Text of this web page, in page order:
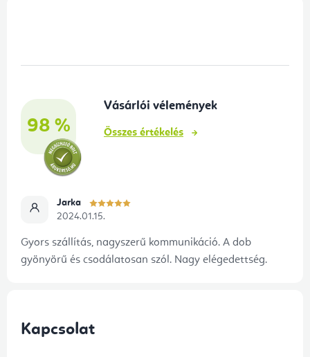
98 %
Vásárlói vélemények
Összes értékelés
Jarka
2024.01.15.
Gyors szállítás, nagyszerű kommunikáció. A dob
gyönyörű és csodálatosan szól. Nagy elégedettség.
Kapcsolat